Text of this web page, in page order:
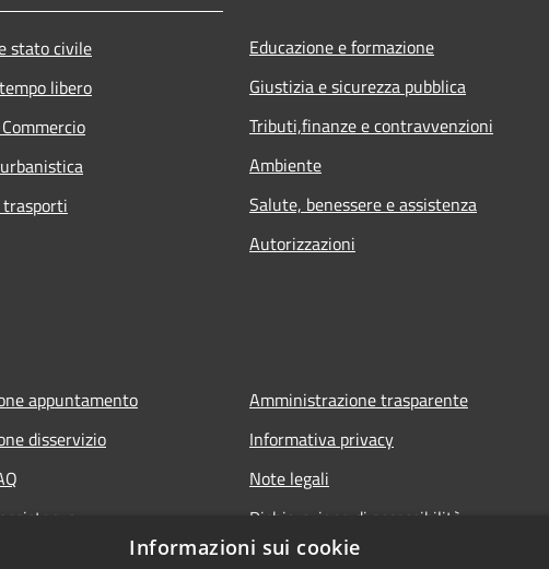
stato civile
libero
Educazione e formazione
Giustizia e sicurezza pubblica
Tributi,finanze e contravvenzioni
Ambiente
Salute, benessere e assistenza
Autorizzazioni
appuntamento
disservizio
Amministrazione trasparente
Informativa privacy
Note legali
Dichiarazione di accessibilità
Informazioni sui cookie